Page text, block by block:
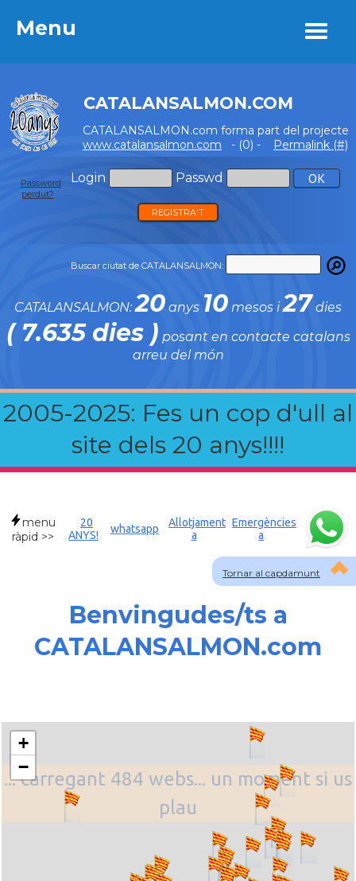
Menu
CATALANSALMON.COM
CATALANSALMON.com forma part del projecte
www.catalansalmon.com - (0) - Permalink (#)
Login Passwd
Password
perdut?
REGISTRA'T
Buscar ciutat de CATALANSALMON:
CATALANSALMON:20 anys 10 mesos i27 dies
( 7.635 dies ) posant en contacte catalans
arreu del món
2005-2025: Fes un cop d'ull al
site dels 20 anys!!!!
Menu
Tornar al capdamunt
menu
ràpid >>
20
ANYS!
whatsapp
Allotjament
a
Emergències
a
Benvingudes/ts a
CATALANSALMON.com
... carregant 484 webs... un moment si us
plau
+
−